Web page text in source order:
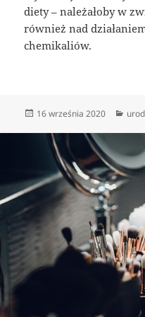
diety – należałoby w
również nad
chemikaliów.
Data
16 września 2020